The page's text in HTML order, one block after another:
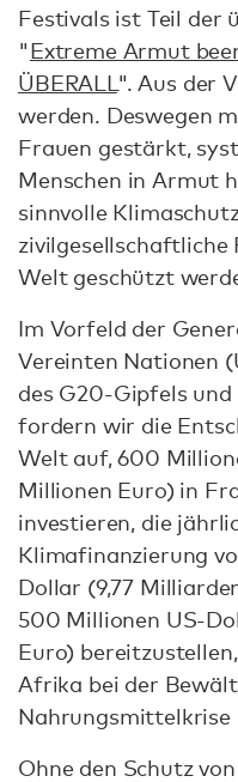
Festivals ist Teil der
"Extreme Armut
ÜBERALL ". Aus der
werden. Deswegen
Frauen gestärkt,
Menschen in Armut
sinnvolle
zivilgesellschaftliche
Welt geschützt
Im Vorfeld der
Vereinten Nationen
des G20-Gipfels
fordern wir die
Welt auf, 600
Millionen Euro) in
investieren, die
Klimafinanzierung
Dollar (9,77
500 Millionen US-
Euro)
Afrika bei der
Nahrungsmittelkrise
Ohne den Schutz